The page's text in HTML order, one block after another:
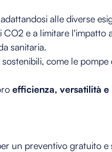
alle diverse
e a limitare l'impatto
sanitaria.
come le pompe
efficienza, versatilità
un preventivo gratuito e